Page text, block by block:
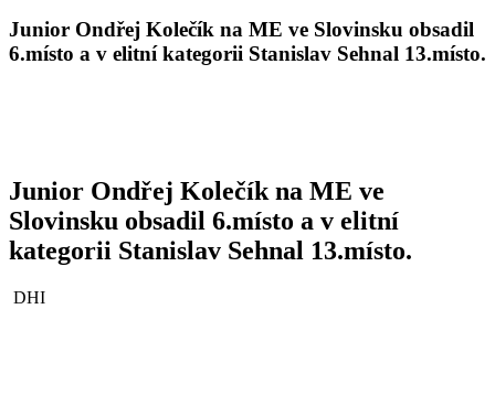
Junior Ondřej Kolečík na ME ve Slovinsku obsadil
6.místo a v elitní kategorii Stanislav Sehnal 13.místo.
Junior Ondřej Kolečík na ME ve
Slovinsku obsadil 6.místo a v elitní
kategorii Stanislav Sehnal 13.místo.
DHI